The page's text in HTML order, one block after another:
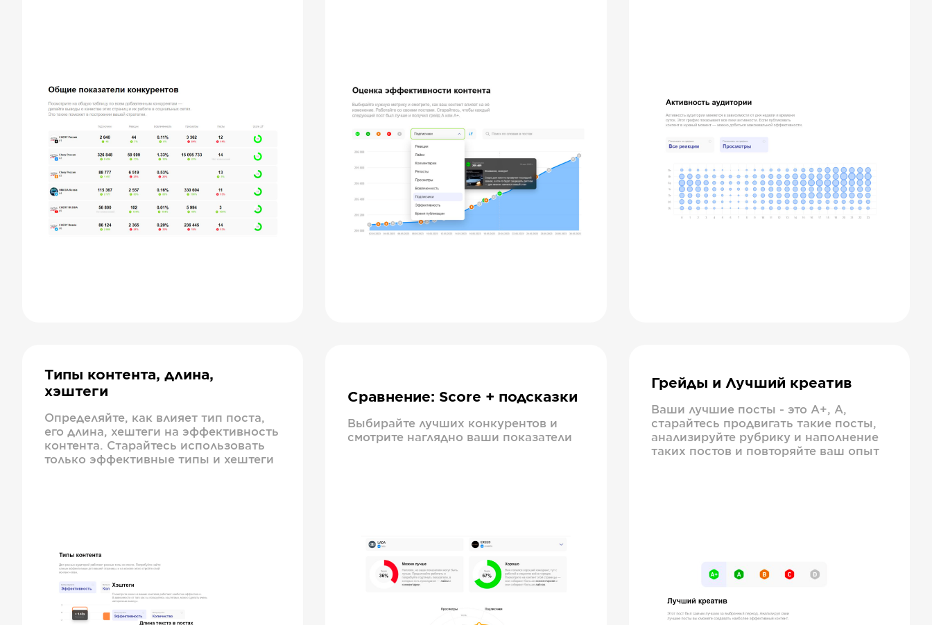
Типы контента, длина,
хэштеги
Определяйте, как влияет тип поста,
его длина, хештеги на эффективность
контента. Старайтесь использовать
только эффективные типы и хештеги
Сравнение: Score + подсказки
Выбирайте лучших конкурентов и
смотрите наглядно ваши показатели
Грейды и Лучший креатив
Ваши лучшие посты - это А+, А,
старайтесь продвигать такие посты,
анализируйте рубрику и наполнение
таких постов и повторяйте ваш опыт